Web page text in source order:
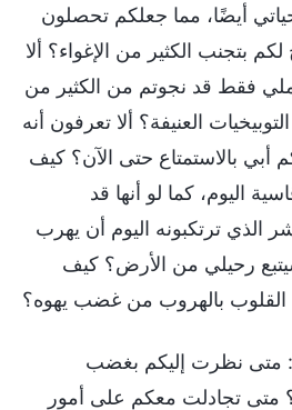
أيضًا، مما جعلكم تحصلون
بتجنب الكثير من الإغواء؟ ألا
فقط قد نجوتم من الكثير من
العنيفة؟ ألا تعرفون أنه
بالاستمتاع حتى الآن؟ كيف
اليوم، كما لو أنها قد
ترتكبونه اليوم أن يهرب
رحيلي من الأرض؟ كيف
القلوب بالهروب من غضب يهوه؟
متى نظرت إليكم بغضب
تجادلت معكم على أمور